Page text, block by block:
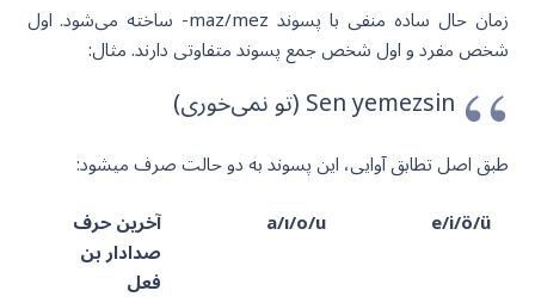
زمان حال ساده منفی با پسوند maz/mez- ساخته می‌شود. اول
شخص مفرد و اول شخص جمع پسوند متفاوتی دارند. مثال:
Sen yemezsin (تو نمی‌خوری)
طبق اصل تطابق آوایی، این پسوند به دو حالت صرف می‎شود:
e/i/ö/ü
a/ı/o/u آخرین حرف
صدادار بن
فعل